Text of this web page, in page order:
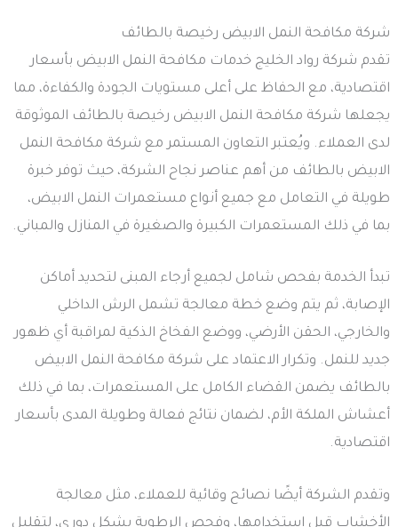
شركة مكافحة النمل الابيض رخيصة بالطائف
تقدم شركة رواد الخليج خدمات مكافحة النمل الابيض بأسعار
اقتصادية، مع الحفاظ على أعلى مستويات الجودة والكفاءة، مما
يجعلها شركة مكافحة النمل الابيض رخيصة بالطائف الموثوقة
لدى العملاء. ويُعتبر التعاون المستمر مع شركة مكافحة النمل
الابيض بالطائف من أهم عناصر نجاح الشركة، حيث توفر خبرة
طويلة في التعامل مع جميع أنواع مستعمرات النمل الابيض،
بما في ذلك المستعمرات الكبيرة والصغيرة في المنازل والمباني.
تبدأ الخدمة بفحص شامل لجميع أرجاء المبنى لتحديد أماكن
الإصابة، ثم يتم وضع خطة معالجة تشمل الرش الداخلي
والخارجي، الحقن الأرضي، ووضع الفخاخ الذكية لمراقبة أي ظهور
جديد للنمل. وتكرار الاعتماد على شركة مكافحة النمل الابيض
بالطائف يضمن القضاء الكامل على المستعمرات، بما في ذلك
أعشاش الملكة الأم، لضمان نتائج فعالة وطويلة المدى بأسعار
اقتصادية.
وتقدم الشركة أيضًا نصائح وقائية للعملاء، مثل معالجة
الأخشاب قبل استخدامها، وفحص الرطوبة بشكل دوري، لتقليل